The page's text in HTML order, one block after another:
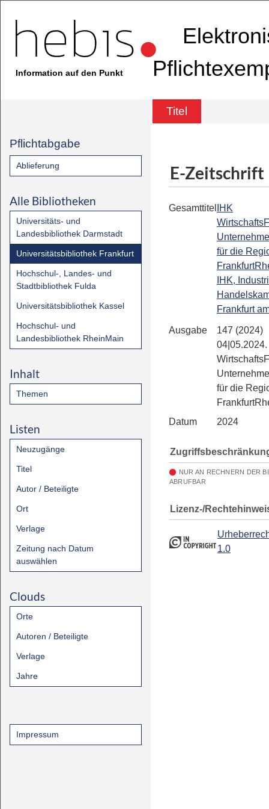
Information auf den Punkt
Titel
Pflichtabgabe
Ablieferung
Alle Bibliotheken
Universitäts- und
Landesbibliothek Darmstadt
Universitätsbibliothek Frankfurt
Hochschul-, Landes- und
Stadtbibliothek Fulda
Universitätsbibliothek Kassel
Hochschul- und
Landesbibliothek RheinMain
Inhalt
Themen
Listen
Neuzugänge
Titel
Autor / Beteiligte
Ort
Verlage
Zeitung nach Datum
auswählen
Clouds
Orte
Autoren / Beteiligte
Verlage
Jahre
Impressum
E-Zeitschrift
Gesamttitel IHK
für die
IHK,
Frankfurt
Ausgabe
147 (2024)
04|05.2024.
für die
Datum
2024
NUR AN RECHNERN DER
ABRUFBAR
Lizenz-/
1.0